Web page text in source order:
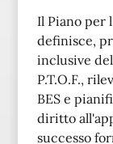
Il Piano per
definisce,
inclusive
P.T.O.F.,
BES e
diritto
successo